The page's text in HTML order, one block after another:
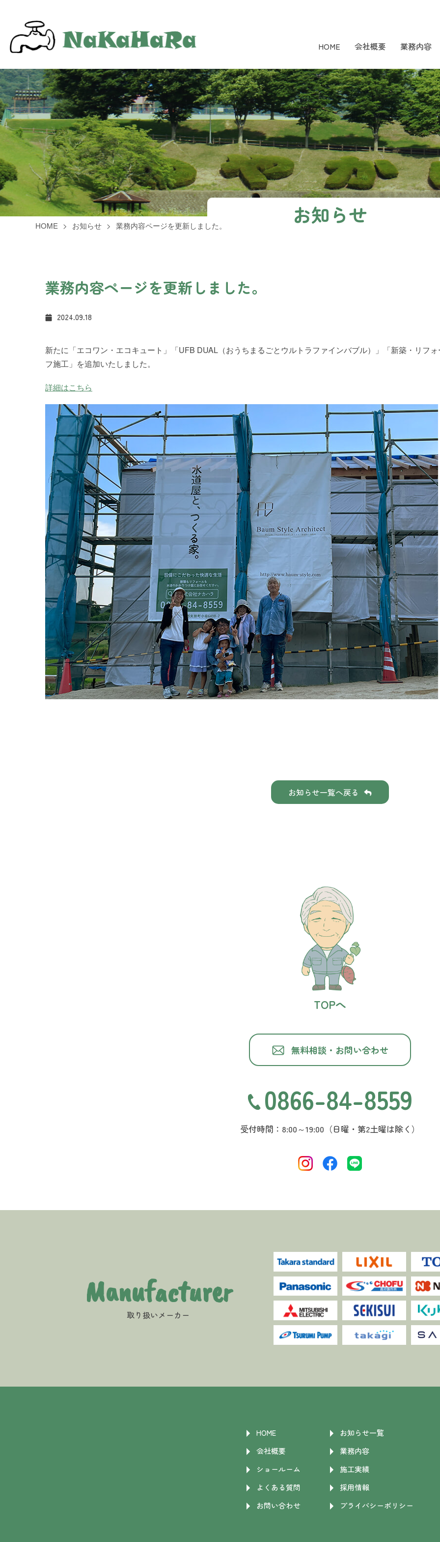
HOME 会社概要 業務内容
お知らせ
HOME お知らせ 業務内容ページを更新しました。
業務内容ページを更新しました。
2024.09.18
新たに「エコワン・エコキュート」「UFB DUAL（おうちまるごとウルトラファインバブル）」「新築・リフ
フ施工」を追加いたしました。
詳細はこちら
お知らせ一覧へ戻る
TOPへ
無料相談・お問い合わせ
0866-84-8559
受付時間：8:00～19:00（日曜・第2土曜は除く）
Manufacturer
取り扱いメーカー
HOME
お知らせ一覧
会社概要
業務内容
ショールーム
施工実績
よくある質問
採用情報
お問い合わせ
プライバシーポリシー